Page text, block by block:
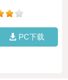
PC下载